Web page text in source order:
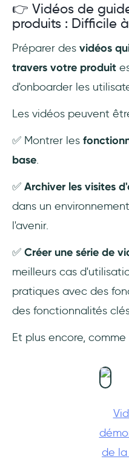
👉 Vidéos de
produits : Difficile
Préparer des vidéos
travers votre produit
d'onboarder les
Les vidéos peuvent
✅ Montrer les
base.
✅ Archiver les visites
dans un
l'avenir.
✅ Créer une série de
meilleurs cas
pratiques avec des
des fonctionnalités
Et plus encore,
de